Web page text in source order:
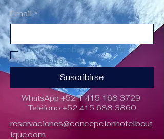
Email *
Yes, subscribe me to your
newsletter. *
Suscribirse
WhatsApp +52 1 415 168 3729
Teléfono +52 415 688 3860
reservaciones@concepcionhotelbout
ique.com